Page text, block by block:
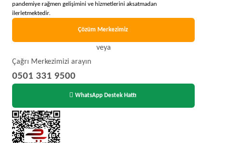
pandemiye rağmen gelişimini ve hizmetlerini aksatmadan
ilerletmektedir.
Çözüm Merkezimiz
veya
Çağrı Merkezimizi arayın
0501 331 9500
WhatsApp Destek Hattı